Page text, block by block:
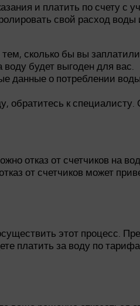
и платить по счету с
свой расход
сколько бы вы
будет выгоден для вас.
данные о потреблении
обратитесь к
отказ от счетчиков на
от счетчиков может
этот процесс.
платить за воду по